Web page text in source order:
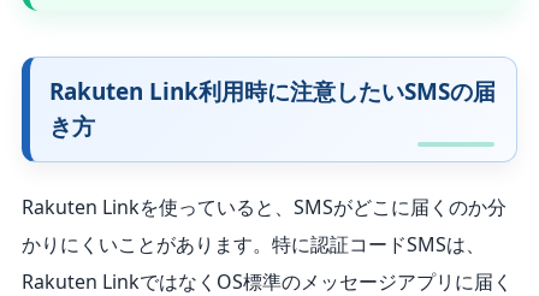
Rakuten Link利用時に注意したいSMSの届
き方
Rakuten Linkを使っていると、SMSがどこに届くのか分
かりにくいことがあります。特に認証コードSMSは、
Rakuten LinkではなくOS標準のメッセージアプリに届く